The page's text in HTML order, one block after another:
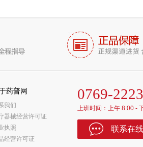
药普网
我们
器械经营许可证
执照
经营许可证
0769-
上班时间：上午 8:00 -
联系在